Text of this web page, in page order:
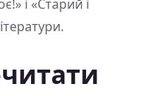
і «Старий і